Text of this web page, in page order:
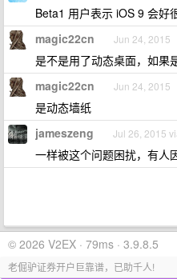
Beta1 用户表示 iOS 9 会好
magic22cn Jun 24, 2015
是不是用了动态桌面，如果
magic22cn Jun 24, 2015
是动态墙纸
jameszeng Jul 26, 2015
一样被这个问题困扰，有人
© 2026 V2EX · 79ms · 3.9.8.5
老倔驴证券开户巨靠谱，已助千人!